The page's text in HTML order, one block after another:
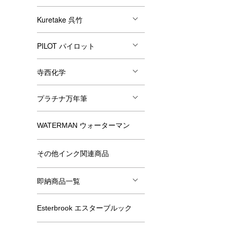
Kuretake 呉竹
PILOT パイロット
寺西化学
プラチナ万年筆
WATERMAN ウォーターマン
その他インク関連商品
即納商品一覧
Esterbrook エスターブルック